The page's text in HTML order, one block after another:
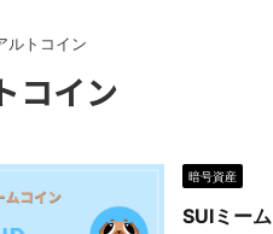
ルトコイン
コイン
暗号資産
SUIミー